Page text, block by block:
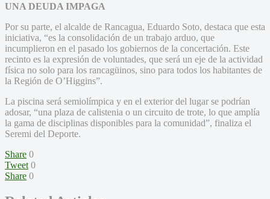
UNA DEUDA IMPAGA
Por su parte, el alcalde de Rancagua, Eduardo Soto, destaca que esta
iniciativa, “es la consolidación de un trabajo arduo, que
incumplieron en el pasado los gobiernos de la concertación. Este
recinto es la expresión de voluntades, que será un eje de la actividad
física no solo para los rancagüinos, sino para todos los habitantes de
la Región de O’Higgins”.
La piscina será semiolímpica y en el exterior del lugar se podrían
adosar, “una plaza de calistenia o un circuito de trote, lo que amplía
la gama de disciplinas disponibles para la comunidad”, finaliza el
Seremi del Deporte.
Share 0
Tweet 0
Share 0